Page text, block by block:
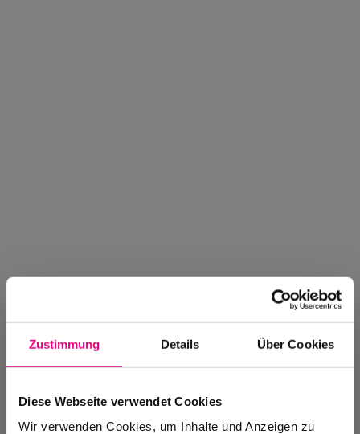
Zustimmung Details Über Cookies
Diese Webseite verwendet Cookies
Wir verwenden Cookies, um Inhalte und Anzeigen zu